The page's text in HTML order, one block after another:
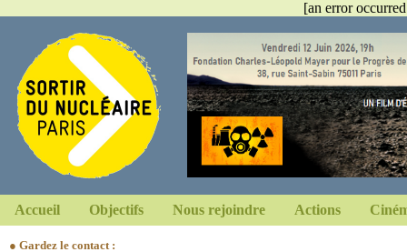
[an error
Accueil Objectifs Nous rejoindre Actions
● Gardez le contact :